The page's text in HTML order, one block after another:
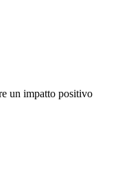
un impatto positivo